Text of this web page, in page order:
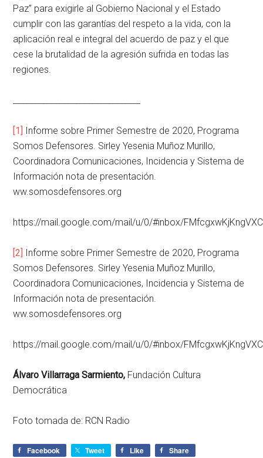
Paz” para exigirle al Gobierno Nacional y el Estado
cumplir con las garantías del respeto a la vida, con la
aplicación real e integral del acuerdo de paz y el que
cese la brutalidad de la agresión sufrida en todas las
regiones.
[1]
Informe sobre Primer Semestre de 2020, Programa
Somos Defensores. Sirley Yesenia Muñoz Murillo,
Coordinadora Comunicaciones, Incidencia y Sistema de
Información nota de presentación.
ww.somosdefensores.org
https://mail.google.com/mail/u/0/#inbox/
[2]
Informe sobre Primer Semestre de 2020, Programa
Somos Defensores. Sirley Yesenia Muñoz Murillo,
Coordinadora Comunicaciones, Incidencia y Sistema de
Información nota de presentación.
ww.somosdefensores.org
https://mail.google.com/mail/u/0/#inbox/
Álvaro Villarraga Sarmiento, Fundación Cultura
Democrática
Foto tomada de: RCN Radio
Facebook Tweet Like
Share